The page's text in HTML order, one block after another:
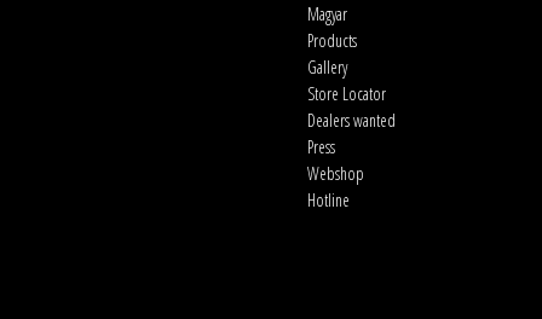
Magyar
Products
Gallery
Store Locator
Dealers wanted
Press
Webshop
Hotline